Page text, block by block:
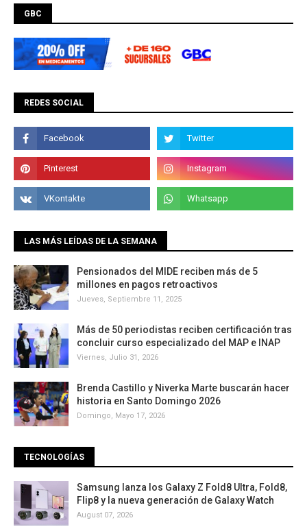
GBC
REDES SOCIAL
LAS MÁS LEÍDAS DE LA SEMANA
Pensionados del MIDE reciben más de 5
millones en pagos retroactivos
Jueves, Septiembre 11, 2025
Más de 50 periodistas reciben certificación tras
concluir curso especializado del MAP e INAP
Viernes, Julio 31, 2026
Brenda Castillo y Niverka Marte buscarán hacer
historia en Santo Domingo 2026
Domingo, Mayo 17, 2026
TECNOLOGÍAS
Samsung lanza los Galaxy Z Fold8 Ultra, Fold8,
Flip8 y la nueva generación de Galaxy Watch
August 07, 2026